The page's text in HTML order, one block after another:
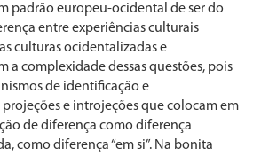
padrão europeu-ocidental de ser do
entre experiências culturais
culturas ocidentalizadas e
a complexidade dessas questões, pois
de identificação e
e introjeções que colocam em
de diferença como diferença
como diferença “em si”. Na bonita